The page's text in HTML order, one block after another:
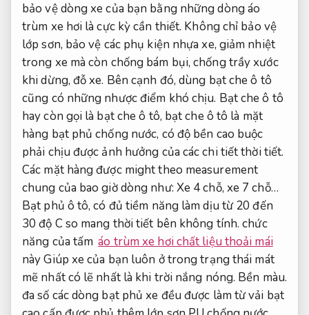
bảo vệ dòng xe của bạn bằng những dòng áo
trùm xe hơi là cực kỳ cần thiết. Không chỉ bảo vệ
lớp sơn, bảo vệ các phụ kiện nhựa xe, giảm nhiệt
trong xe mà còn chống bám bụi, chống trầy xước
khi dừng, đỗ xe. Bên cạnh đó, dùng bạt che ô tô
cũng có những nhược điểm khó chịu. Bạt che ô tô
hay còn gọi là bạt che ô tô, bạt che ô tô là mặt
hàng bạt phủ chống nước, có độ bền cao buộc
phải chịu được ảnh hưởng của các chi tiết thời tiết.
Các mặt hàng được might theo measurement
chung của bao giờ dòng như: Xe 4 chỗ, xe 7 chỗ…
Bạt phủ ô tô, có đủ tiềm năng làm dịu từ 20 đến
30 độ C so mang thời tiết bên không tính. chức
năng của tấm áo trùm xe hơi chất liệu thoải mái
này Giúp xe của bạn luôn ở trong trạng thái mát
mẽ nhất có lẽ nhất là khi trời nắng nóng. Bền màu.
đa số các dòng bạt phủ xe đều được làm từ vải bạt